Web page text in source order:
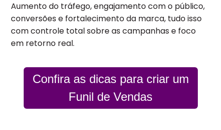
Aumento do tráfego, engajamento com o público,
conversões e fortalecimento da marca, tudo isso
com controle total sobre as campanhas e foco
em retorno real.
Confira as dicas para criar um
Funil de Vendas